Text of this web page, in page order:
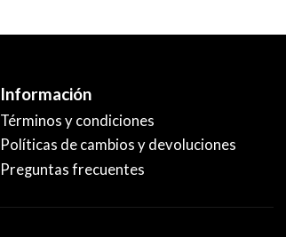
Información
Términos y condiciones
Políticas de cambios y devoluciones
Preguntas frecuentes